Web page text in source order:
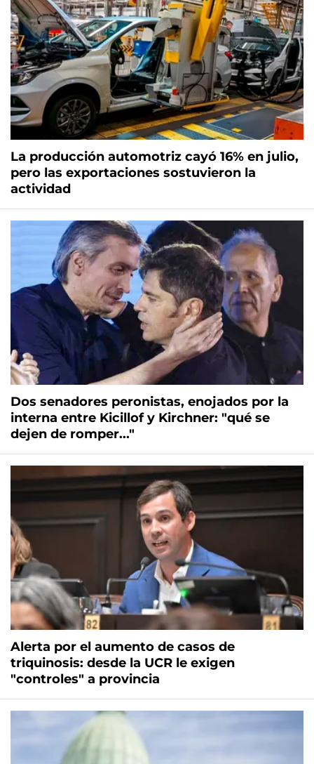
La producción automotriz cayó 16% en julio,
pero las exportaciones sostuvieron la
actividad
Dos senadores peronistas, enojados por la
interna entre Kicillof y Kirchner: "qué se
dejen de romper..."
Alerta por el aumento de casos de
triquinosis: desde la UCR le exigen
"controles" a provincia